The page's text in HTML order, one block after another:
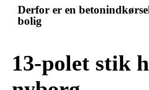
Derfor er en
bolig
13-polet stik